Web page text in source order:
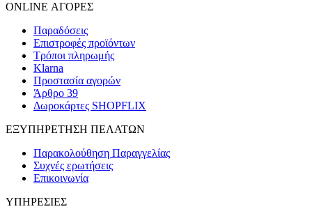
ONLINE ΑΓΟΡΕΣ
Παραδόσεις
Επιστροφές προϊόντων
Τρόποι πληρωμής
Klarna
Προστασία αγορών
Άρθρο 39
Δωροκάρτες SHOPFLIX
ΕΞΥΠΗΡΕΤΗΣΗ ΠΕΛΑΤΩΝ
Παρακολούθηση Παραγγελίας
Συχνές ερωτήσεις
Επικοινωνία
ΥΠΗΡΕΣΙΕΣ